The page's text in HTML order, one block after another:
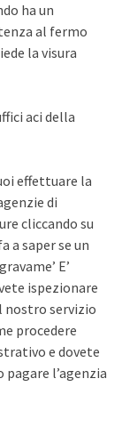
ha un
al fermo
la visura
aci della
effettuare la
di
cliccando su
a saper se un
E’
ispezionare
nostro servizio
procedere
e dovete
l’agenzia